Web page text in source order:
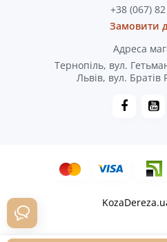
+38 (067)
Замовити
Адреса
Тернопіль, вул.
Львів, вул. Братів